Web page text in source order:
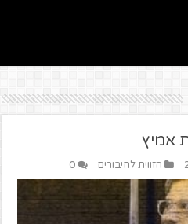
אמיץ
הזווית לחיבורים 0